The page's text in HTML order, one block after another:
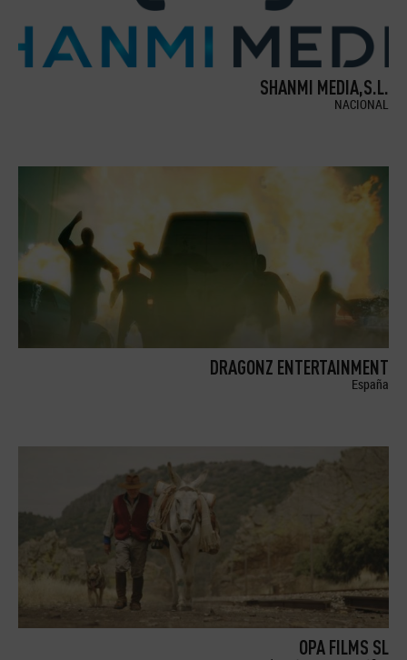
SHANMI MEDIA,S.L.
NACIONAL
DRAGONZ ENTERTAINMENT
España
OPA FILMS SL